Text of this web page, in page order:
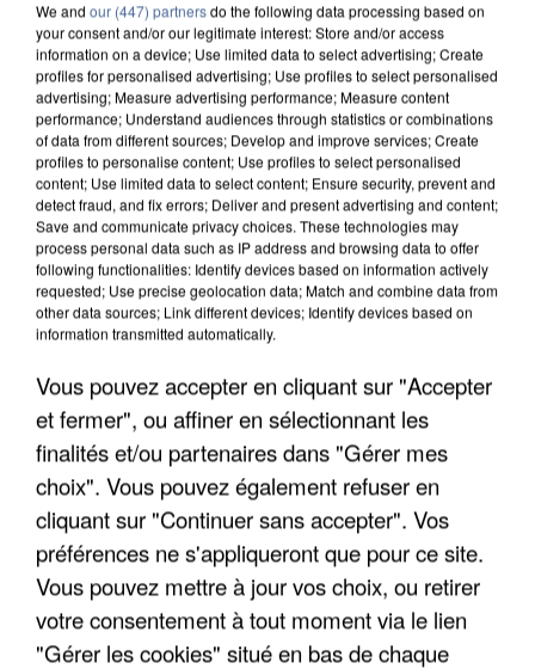
DE FAUNE SAUVAGE SONT...
We and our (447) partnersdo the following data processing based on
your consent and/or our legitimate interest: Store and/or access
information on a device; Use limited data to select advertising; Create
profiles for personalised advertising; Use profiles to select personalised
advertising; Measure advertising performance; Measure content
performance; Understand audiences through statistics or combinations
of data from different sources; Develop and improve services; Create
profiles to personalise content; Use profiles to select personalised
content; Use limited data to select content; Ensure security, prevent and
detect fraud, and fix errors; Deliver and present advertising and content;
Save and communicate privacy choices. These technologies may
process personal data such as IP address and browsing data to offer
following functionalities: Identify devices based on information actively
requested; Use precise geolocation data; Match and combine data from
other data sources; Link different devices; Identify devices based on
information transmitted automatically.
Vous pouvez accepter en cliquant sur "Accepter
et fermer", ou affiner en sélectionnant les
finalités et/ou partenaires dans "Gérer mes
choix". Vous pouvez également refuser en
cliquant sur "Continuer sans accepter". Vos
préférences ne s'appliqueront que pour ce site.
Vous pouvez mettre à jour vos choix, ou retirer
votre consentement à tout moment via le lien
"Gérer les cookies" situé en bas de chaque